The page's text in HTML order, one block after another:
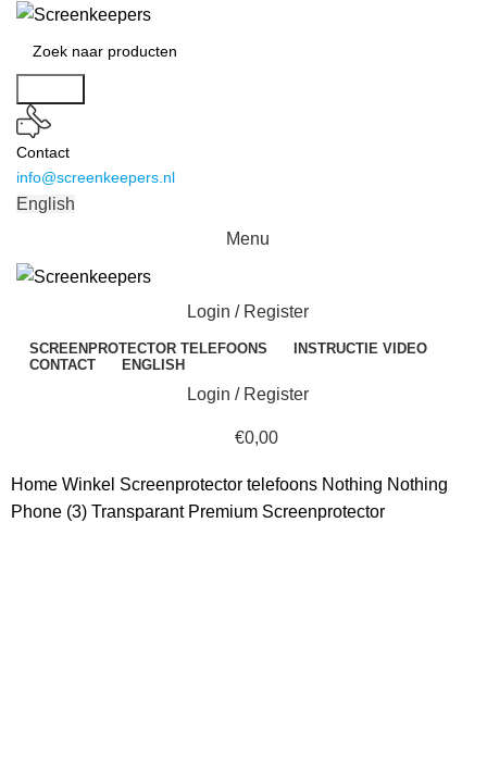
Contact
info@screenkeepers.nl
English
Menu
Login / Register
SCREENPROTECTOR TELEFOONS
INSTRUCTIE VIDEO
CONTACT
ENGLISH
Login / Register
€0,00
HomeWinkel Screenprotector telefoons Nothing Nothing
Phone (3) Transparant Premium Screenprotector